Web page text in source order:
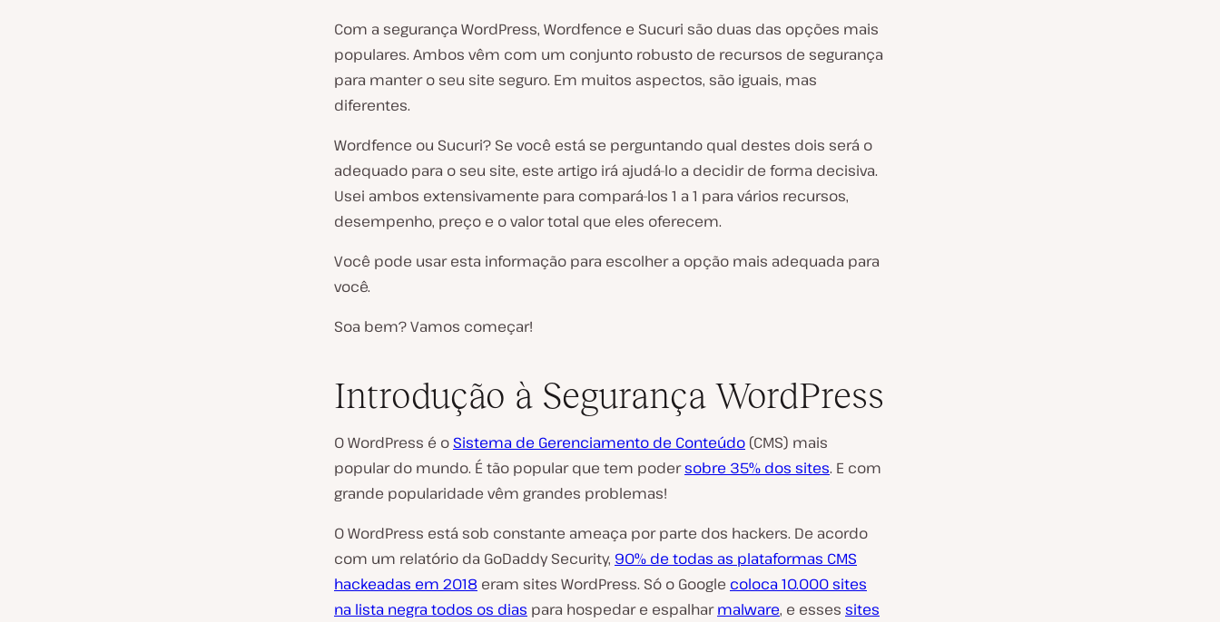
Com a segurança WordPress, Wordfence e Sucuri são duas das opções mais
populares. Ambos vêm com um conjunto robusto de recursos de segurança
para manter o seu site seguro. Em muitos aspectos, são iguais, mas
diferentes.
Wordfence ou Sucuri? Se você está se perguntando qual destes dois será o
adequado para o seu site, este artigo irá ajudá-lo a decidir de forma decisiva.
Usei ambos extensivamente para compará-los 1 a 1 para vários recursos,
desempenho, preço e o valor total que eles oferecem.
Você pode usar esta informação para escolher a opção mais adequada para
você.
Soa bem? Vamos começar!
Introdução à Segurança WordPress
O WordPress é o Sistema de Gerenciamento de Conteúdo (CMS) mais
popular do mundo. É tão popular que tem podersobre 35% dos sites. E com
grande popularidade vêm grandes problemas!
O WordPress está sob constante ameaça por parte dos hackers. De acordo
com um relatório da GoDaddy Security, 90% de todas as plataformas CMS
hackeadas em 2018 eram sites WordPress. Só o Google coloca 10.000 sites
na lista negra todos os dias para hospedar e espalharmalware, e esses sites